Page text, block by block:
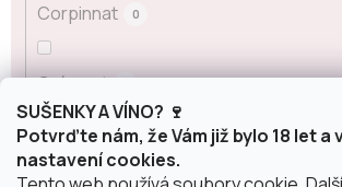
SUŠENKY A VÍNO? 🍷
Potvrďte nám, že Vám již bylo 18 let a
nastavení cookies.
Corpinnat 0
Crémant
Franciacorta 0